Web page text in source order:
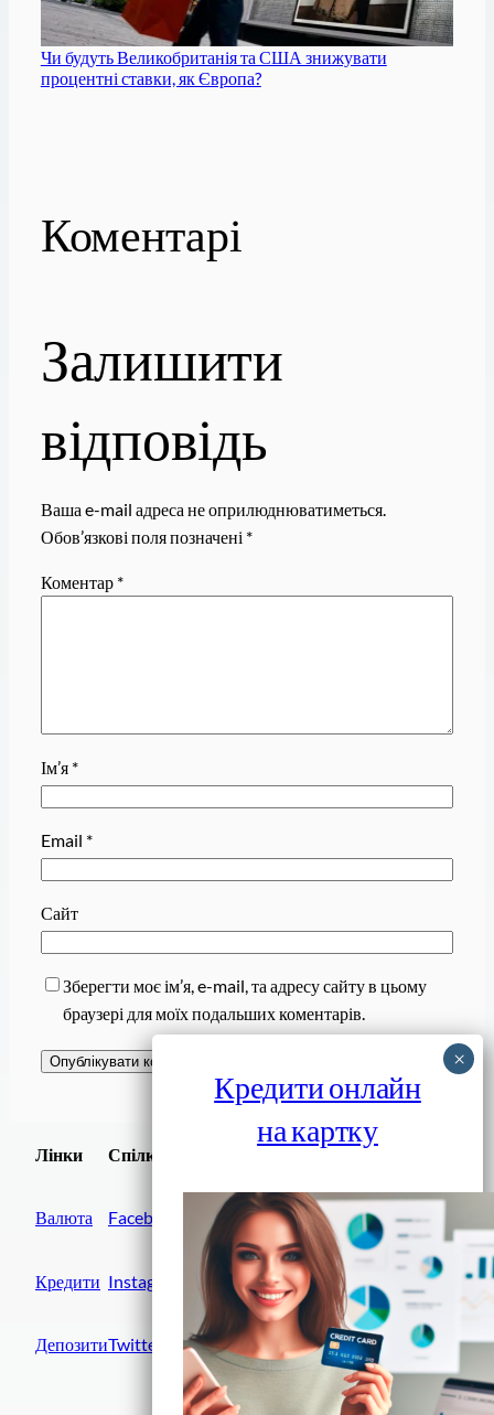
Чи будуть Великобританія та США знижувати
процентні ставки, як Європа?
Коментарі
Залишити
відповідь
Ваша e-mail адреса не оприлюднюватиметься.
Обов’язкові поля позначені *
Коментар *
Ім’я *
Email *
Сайт
Зберегти моє ім’я, e-mail, та адресу сайту в цьому
браузері для моїх подальших коментарів.
Лінки
Валюта
Кредити
Депозити
Спілки
Facebook
Instagram
Twitter
Завантажити
Фінанси IN UA
Кредити онлайн
на картку